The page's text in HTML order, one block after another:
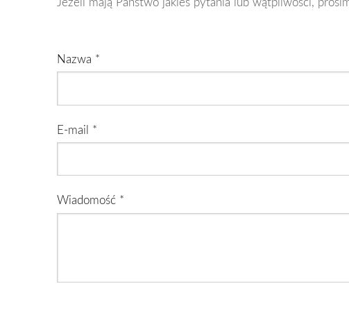
Nazwa *
E-mail *
Wiadomość *